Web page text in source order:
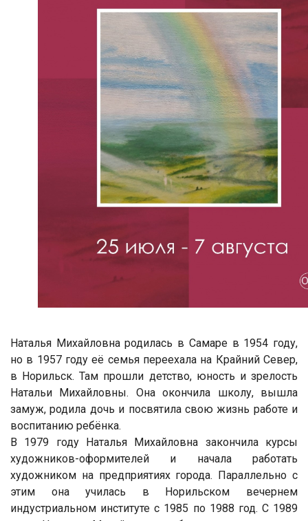
Наталья Михайловна родилась в Самаре в 1954 году,
но в 1957 году её семья переехала на Крайний Север,
в Норильск. Там прошли детство, юность и зрелость
Натальи Михайловны. Она окончила школу, вышла
замуж, родила дочь и посвятила свою жизнь работе и
воспитанию ребёнка.
В 1979 году Наталья Михайловна закончила курсы
художников-оформителей и начала работать
художником на предприятиях города. Параллельно с
этим она училась в Норильском вечернем
индустриальном институте с 1985 по 1988 год. С 1989